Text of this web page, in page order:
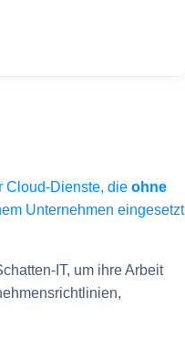
Cloud-Dienste, die ohne
Unternehmen eingesetzt
IT, um ihre Arbeit